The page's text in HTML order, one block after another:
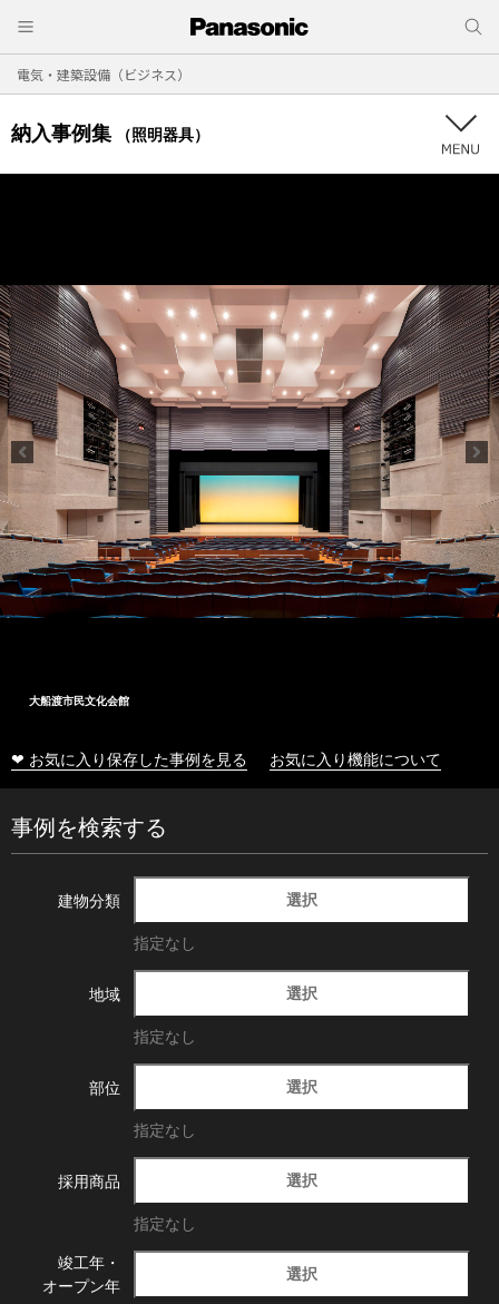
電気・建築設備（ビジネス）
納入事例集 （照明器具）
大船渡市民文化会館
❤ お気に入り保存した事例を見る お気に入り機能について
事例を検索する
建物分類 選択
指定なし
地域 選択
指定なし
部位 選択
指定なし
採用商品 選択
指定なし
竣工年・
オープン年
選択